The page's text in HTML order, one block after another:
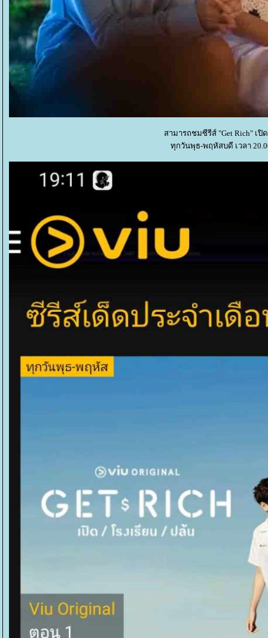
สามารถชมซีรีส์ "Get Rich" เ
ทุกวันพุธ-พฤหัสบดี เวลา